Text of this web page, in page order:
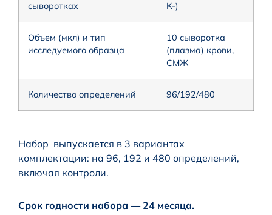
сыворотках
К-)
Объем (мкл) и тип
исследуемого образца
10 сыворотка
(плазма) крови,
СМЖ
Количество определений 96/192/480
Набор выпускается в 3 вариантах
комплектации: на 96, 192 и 480 определений,
включая контроли.
Срок годности набора — 24 месяца.